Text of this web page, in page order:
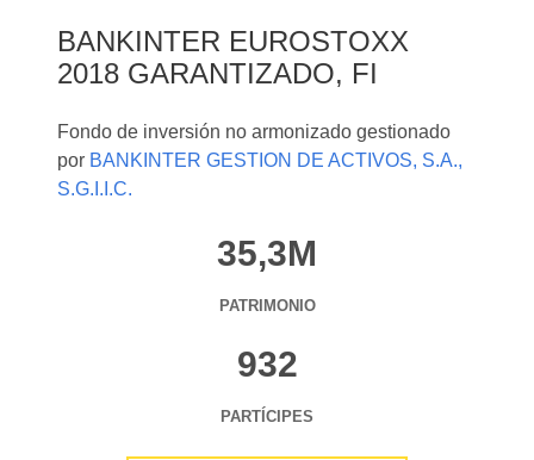
BANKINTER EUROSTOXX
2018 GARANTIZADO, FI
Fondo de inversión no armonizado gestionado
por BANKINTER GESTION DE ACTIVOS, S.A.,
S.G.I.I.C.
35,3M
PATRIMONIO
932
PARTÍCIPES